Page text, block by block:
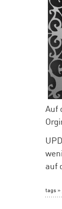
Auf
auf
tags »